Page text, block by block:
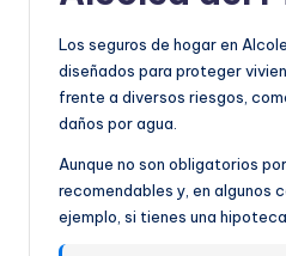
Los seguros de hogar en
diseñados para proteger
frente a diversos riesgos,
daños por agua.
Aunque no son obligatorios
recomendables y, en algunos
ejemplo, si tienes una